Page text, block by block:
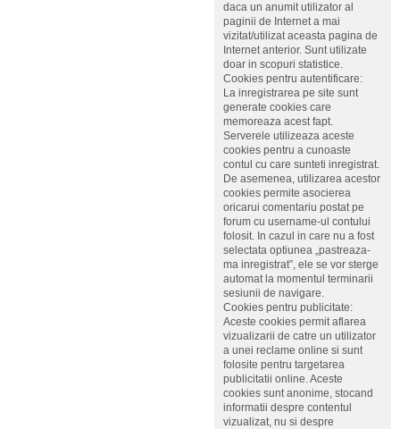
daca un anumit utilizator al
paginii de Internet a mai
vizitat/utilizat aceasta pagina de
Internet anterior. Sunt utilizate
doar in scopuri statistice.
Cookies pentru autentificare:
La inregistrarea pe site sunt
generate cookies care
memoreaza acest fapt.
Serverele utilizeaza aceste
cookies pentru a cunoaste
contul cu care sunteti inregistrat.
De asemenea, utilizarea acestor
cookies permite asocierea
oricarui comentariu postat pe
forum cu username-ul contului
folosit. In cazul in care nu a fost
selectata optiunea „pastreaza-
ma inregistrat”, ele se vor sterge
automat la momentul terminarii
sesiunii de navigare.
Cookies pentru publicitate:
Aceste cookies permit aflarea
vizualizarii de catre un utilizator
a unei reclame online si sunt
folosite pentru targetarea
publicitatii online. Aceste
cookies sunt anonime, stocand
informatii despre contentul
vizualizat, nu si despre